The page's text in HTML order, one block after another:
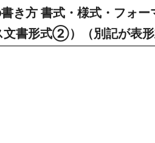
き方 書式・様式・フォ
書形式②）（別記が表形